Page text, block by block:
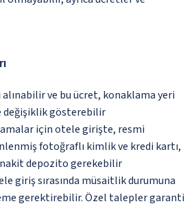
ve bu ücret, konaklama yeri
değişiklik gösterebilir
için otele girişte, resmi
fotoğraflı kimlik ve kredi kartı,
nakit depozito gerekebilir
giriş sırasında müsaitlik durumuna
gerektirebilir. Özel talepler garanti